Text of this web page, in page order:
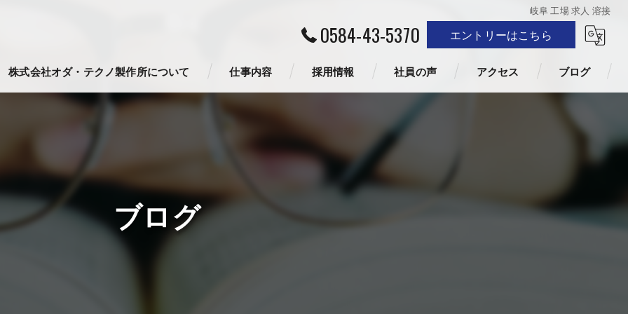
岐阜 工場 求人 溶接
0584-43-5370 エントリーはこちら
株式会社オダ・テクノ製作所について 仕事内容 採用情報 社員の声 アクセス ブログ
ブログ